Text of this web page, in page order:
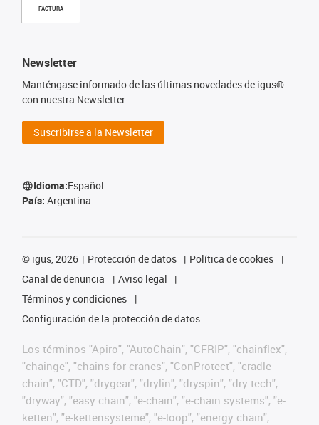
FACTURA
Newsletter
Manténgase informado de las últimas novedades de igus®
con nuestra Newsletter.
Suscribirse a la Newsletter
Idioma:Español
País: Argentina
© igus, 2026 Protección de datos
Política de cookies
Canal de denuncia
Aviso legal
Términos y condiciones
Configuración de la protección de datos
Los términos "Apiro", "AutoChain", "CFRIP", "chainflex",
"chainge", "chains for cranes", "ConProtect", "cradle-
chain", "CTD", "drygear", "drylin", "dryspin", "dry-tech",
"dryway", "easy chain", "e-chain", "e-chain systems", "e-
ketten", "e-kettensysteme", "e-loop", "energy chain",